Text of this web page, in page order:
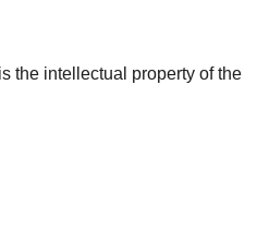
the intellectual property of the